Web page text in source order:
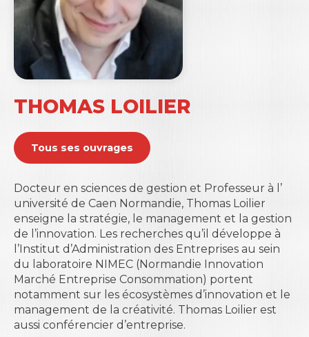
THOMAS LOILIER
Tous ses ouvrages
Docteur en sciences de gestion et Professeur à l’
université de Caen Normandie, Thomas Loilier
enseigne la stratégie, le management et la gestion
de l’innovation. Les recherches qu’il développe à
l’Institut d’Administration des Entreprises au sein
du laboratoire NIMEC (Normandie Innovation
Marché Entreprise Consommation) portent
notamment sur les écosystèmes d’innovation et le
management de la créativité. Thomas Loilier est
aussi conférencier d’entreprise.